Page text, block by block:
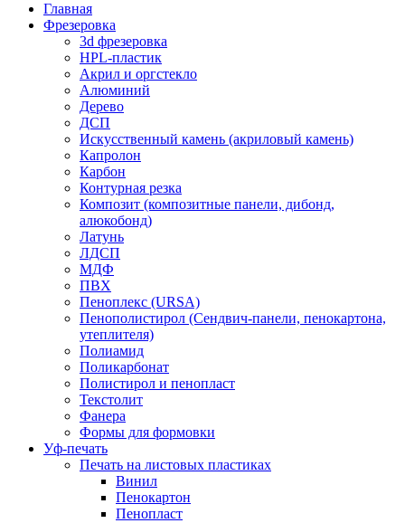
Главная
Фрезеровка
3d фрезеровка
HPL-пластик
Акрил и оргстекло
Алюминий
Дерево
ДСП
Искусственный камень (акриловый камень)
Капролон
Карбон
Контурная резка
Композит (композитные панели, дибонд,
алюкобонд)
Латунь
ЛДСП
МДФ
ПВХ
Пеноплекс (URSA)
Пенополистирол (Сендвич-панели, пенокартона,
утеплителя)
Полиамид
Поликарбонат
Полистирол и пенопласт
Текстолит
Фанера
Формы для формовки
Уф-печать
Печать на листовых пластиках
Винил
Пенокартон
Пенопласт